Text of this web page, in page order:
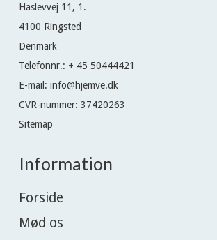
Haslevvej 11, 1.
4100 Ringsted
Denmark
Telefonnr.: + 45 50444421
E-mail: info@hjemve.dk
CVR-nummer: 37420263
Sitemap
Information
Forside
Mød os